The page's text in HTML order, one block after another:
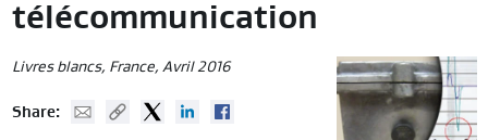
télécommunication
Livres blancs, France, Avril 2016
Share: Mail Copy URLTwitterLinked In